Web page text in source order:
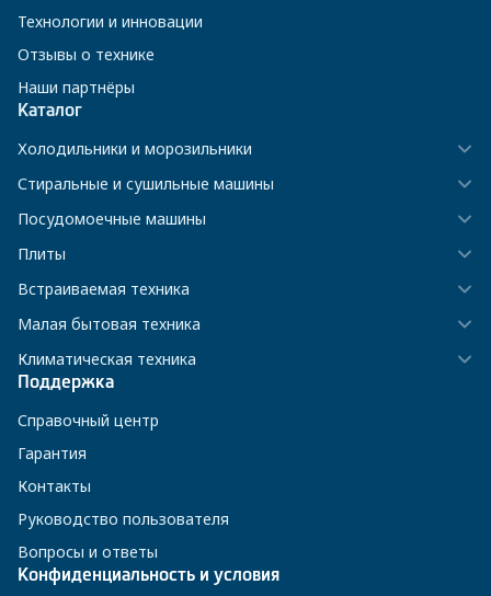
Технологии и инновации
Отзывы о технике
Наши партнёры
Каталог
Холодильники и морозильники
Стиральные и сушильные машины
Посудомоечные машины
Плиты
Встраиваемая техника
Малая бытовая техника
Климатическая техника
Поддержка
Справочный центр
Гарантия
Контакты
Руководство пользователя
Вопросы и ответы
Конфиденциальность и условия